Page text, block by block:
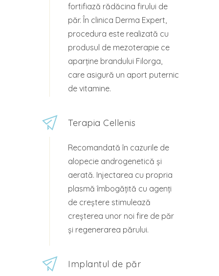
fortifiază rădăcina firului de
păr. În clinica Derma Expert,
procedura este realizată cu
produsul de mezoterapie ce
aparține brandului Filorga,
care asigură un aport puternic
de vitamine.
Terapia Cellenis
Recomandată în cazurile de
alopecie androgenetică și
aerată. Injectarea cu propria
plasmă îmbogățită cu agenți
de creștere stimulează
creșterea unor noi fire de păr
și regenerarea părului.
Implantul de păr